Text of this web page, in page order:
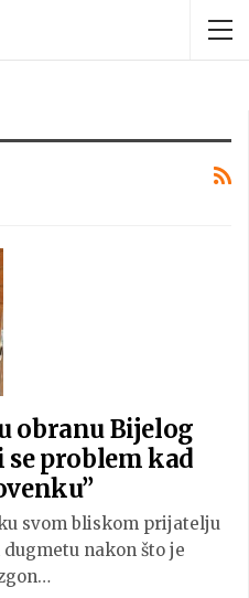
obranu Bijelog
se problem kad
svom bliskom prijatelju
nakon što je